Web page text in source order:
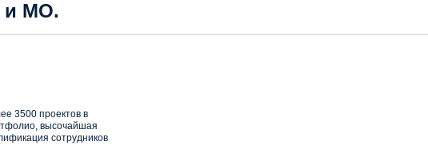
и МО.
3500 проектов в
высочайшая
сотрудников